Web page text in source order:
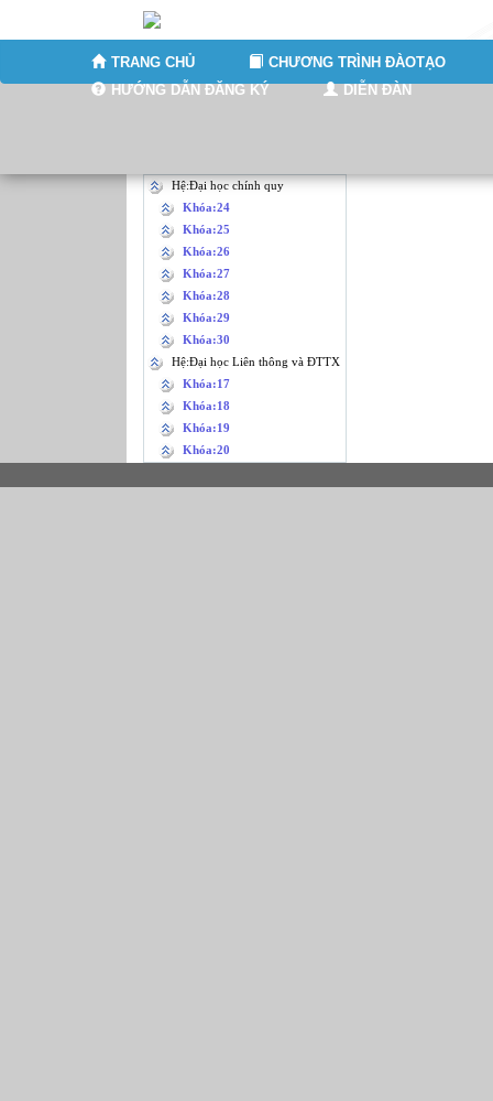
TRANG CHỦ
CHƯƠNG TRÌNH ĐÀOTẠO
HƯỚNG DẪN ĐĂNG KÝ
DIỄN ĐÀN
Hệ:Đại học chính quy
Khóa:24
Khóa:25
Khóa:26
Khóa:27
Khóa:28
Khóa:29
Khóa:30
Hệ:Đại học Liên thông và ĐTTX
Khóa:17
Khóa:18
Khóa:19
Khóa:20